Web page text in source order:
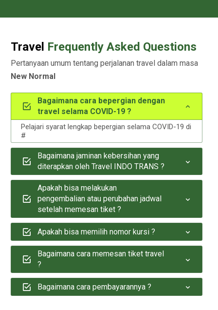
Travel Frequently Asked Questions
Pertanyaan umum tentang perjalanan travel dalam masa
New Normal
Bagaimana cara bepergian dengan
travel selama COVID-19 ?
Pelajari syarat lengkap bepergian selama COVID-19 di
#
Bagaimana jaminan kebersihan yang
diterapkan oleh Travel INDO TRANS ?
Apakah bisa melakukan
pengembalian atau perubahan jadwal
setelah memesan tiket ?
Apakah bisa memilih nomor kursi ?
Bagaimana cara memesan tiket travel
?
Bagaimana cara pembayarannya ?